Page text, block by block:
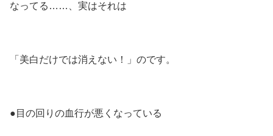
なってる……、実はそれは
「美白だけでは消えない！」のです。
●目の回りの血行が悪くなっている